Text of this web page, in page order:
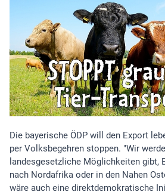
Die bayerische ÖDP will den Export
per Volksbegehren stoppen. "Wir
landesgesetzliche Möglichkeiten gibt,
nach Nordafrika oder in den Nahen
wäre auch eine direktdemokratische